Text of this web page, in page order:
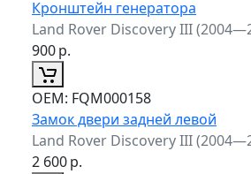
Кронштейн генератора
Land Rover Discovery III
900р.
ОЕМ: FQM000158
Замок двери задней левой
Land Rover Discovery III
2 600р.